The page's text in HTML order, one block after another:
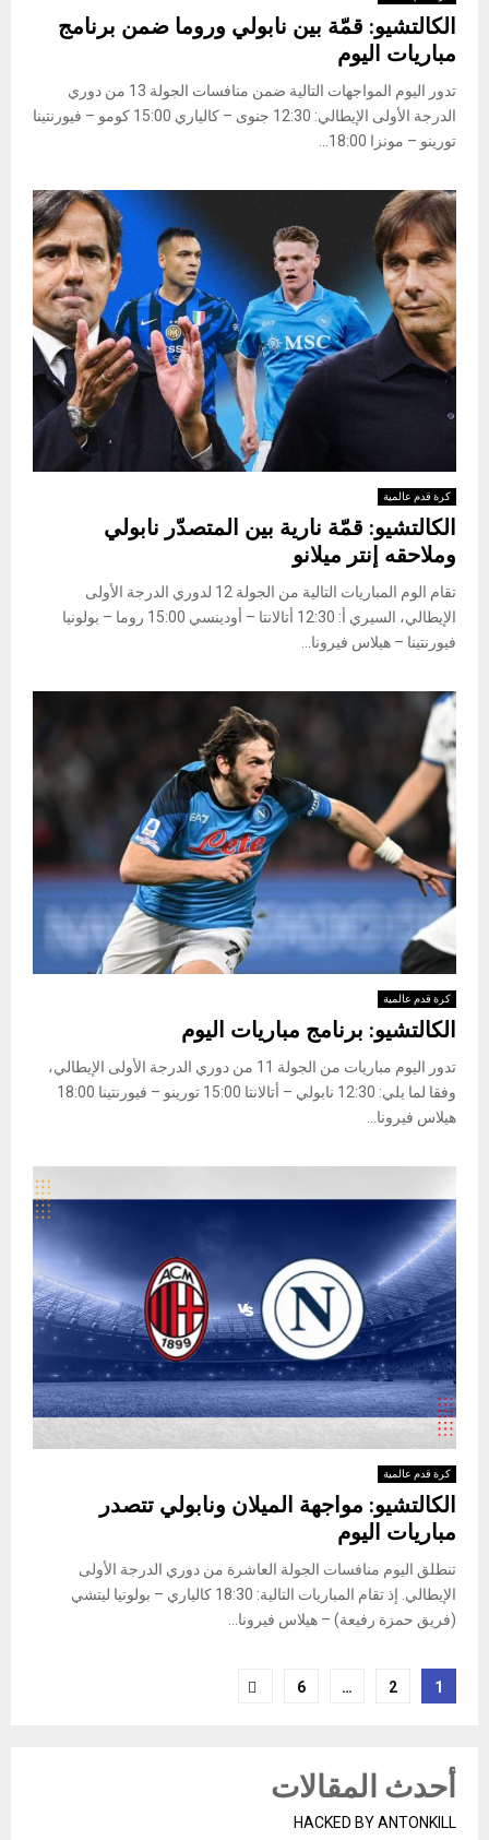
الكالتشيو: قمّة بين نابولي وروما ضمن برنامج
مباريات اليوم
تدور اليوم المواجهات التالية ضمن منافسات الجولة 13 من دوري
الدرجة الأولى الإيطالي: 12:30 جنوى – كالياري 15:00 كومو – فيورنتينا
تورينو – مونزا 18:00...
كرة قدم عالمية
الكالتشيو: قمّة نارية بين المتصدّر نابولي
وملاحقه إنتر ميلانو
تقام الوم المباريات التالية من الجولة 12 لدوري الدرجة الأولى
الإيطالي، السيري أ: 12:30 أتالانتا – أودينسي 15:00 روما – بولونيا
فيورنتينا – هيلاس فيرونا...
كرة قدم عالمية
الكالتشيو: برنامج مباريات اليوم
تدور اليوم مباريات من الجولة 11 من دوري الدرجة الأولى الإيطالي،
وفقا لما يلي: 12:30 نابولي – أتالانتا 15:00 تورينو – فيورنتينا 18:00
هيلاس فيرونا...
كرة قدم عالمية
الكالتشيو: مواجهة الميلان ونابولي تتصدر
مباريات اليوم
تنطلق اليوم منافسات الجولة العاشرة من دوري الدرجة الأولى
الإيطالي. إذ تقام المباريات التالية: 18:30 كالياري – بولونيا ليتشي
(فريق حمزة رفيعة) – هيلاس فيرونا...
Posts
1
2
…
6
أحدث المقالات
HACKED BY ANTONKILL